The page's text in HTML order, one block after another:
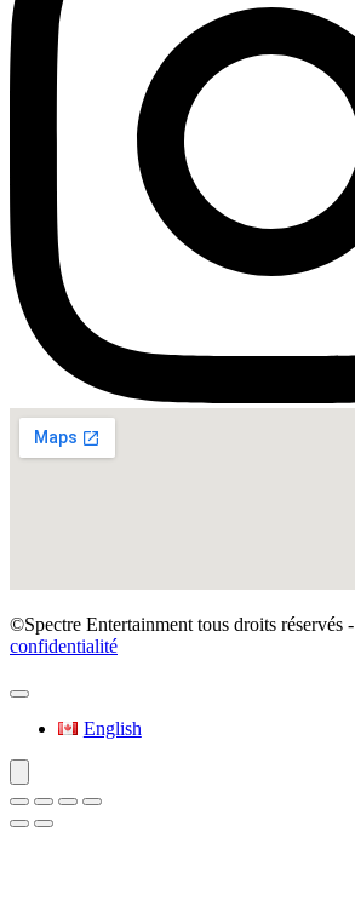
©Spectre Entertainment tous droits réservés -
confidentialité
English